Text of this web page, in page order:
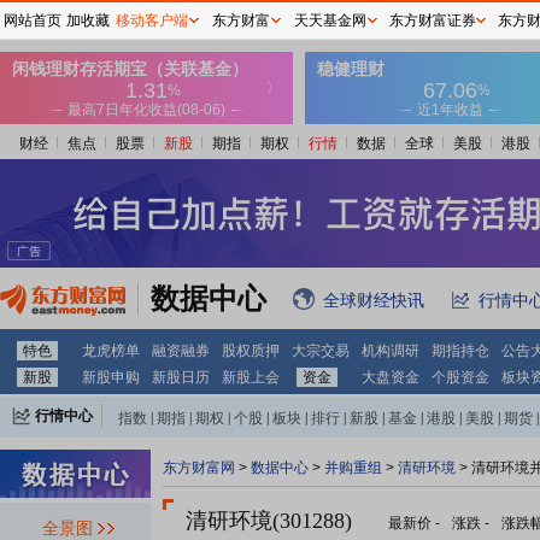
财经 焦点 股票 新股 期指 期权 行情 数据 全球 美股 港股
数据中心 全球财经快讯 行情中
特色 龙虎榜单 融资融券 股权质押 大宗交易 机构调研 期指持仓
公告
新股
新股申购 新股日历 新股上会 资金 大盘资金 个股资金 板块
行情中心 指数 期指 期权 个股 板块 排行 新股 基金 港股 美股 期货
全景图
东方财富网 > 数据中心 > 并购重组 > 清研环境 > 清研环境
清研环境(301288) 最新价 - 涨跌 - 涨跌
网站首页 加收藏 移动客户端 东方财富 天天基金网 东方财富证券 东方